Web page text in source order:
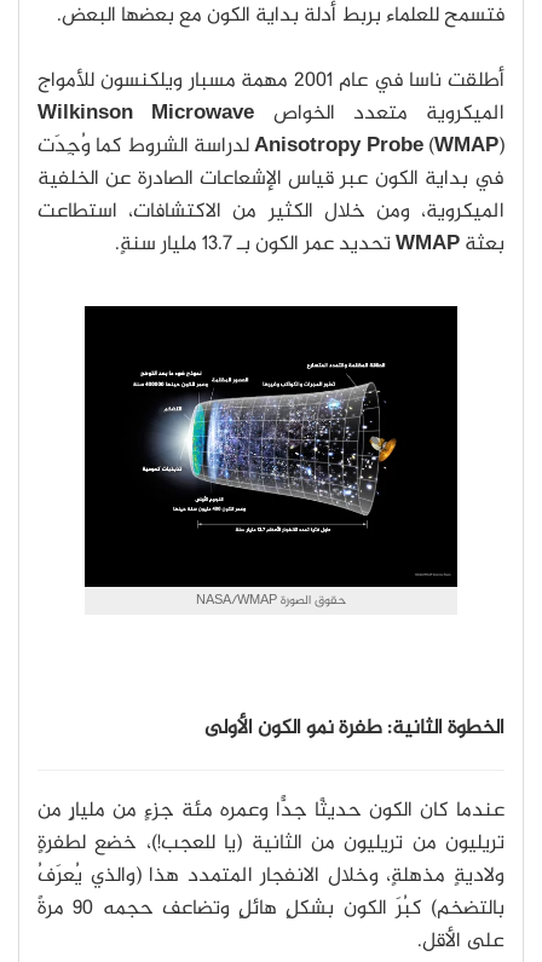
فتسمح للعلماء بربط أدلة بداية الكون مع بعضها البعض.
أطلقت ناسا في عام 2001 مهمة مسبار ويلكنسون للأمواج
الميكروية متعدد الخواص Wilkinson Microwave
Anisotropy Probe(WMAP
) لدراسة الشروط كما وُجِدَت
في بداية الكون عبر قياس الإشعاعات الصادرة عن الخلفية
الميكروية، ومن خلال الكثير من الاكتشافات، استطاعت
بعثةWMAPتحديد عمر الكون بـ 13.7 مليار سنةٍ.
حقوق الصورة NASA/WMAP
الخطوة الثانية: طفرة نمو الكون الأولى
عندما كان الكون حديثًا جدًّا وعمره مئة جزءٍ من مليارٍ من
تريليون من تريليون من الثانية (يا للعجب!)، خضع لطفرةٍ
ولاديةٍ مذهلةٍ، وخلال الانفجار المتمدد هذا (والذي يُعرَفُ
بالتضخم) كبُرَ الكون بشكلٍ هائلٍ وتضاعف حجمه 90 مرةً
على الأقل.